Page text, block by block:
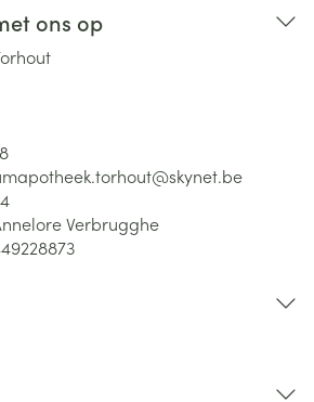
ons op
skynet.be
Verbrugghe